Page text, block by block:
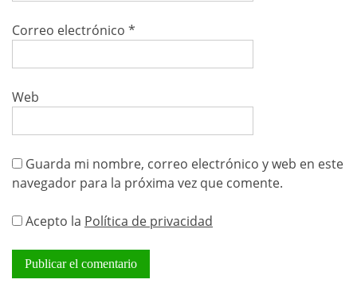
Correo electrónico *
Web
Guarda mi nombre, correo electrónico y web en este
navegador para la próxima vez que comente.
Acepto la Política de privacidad